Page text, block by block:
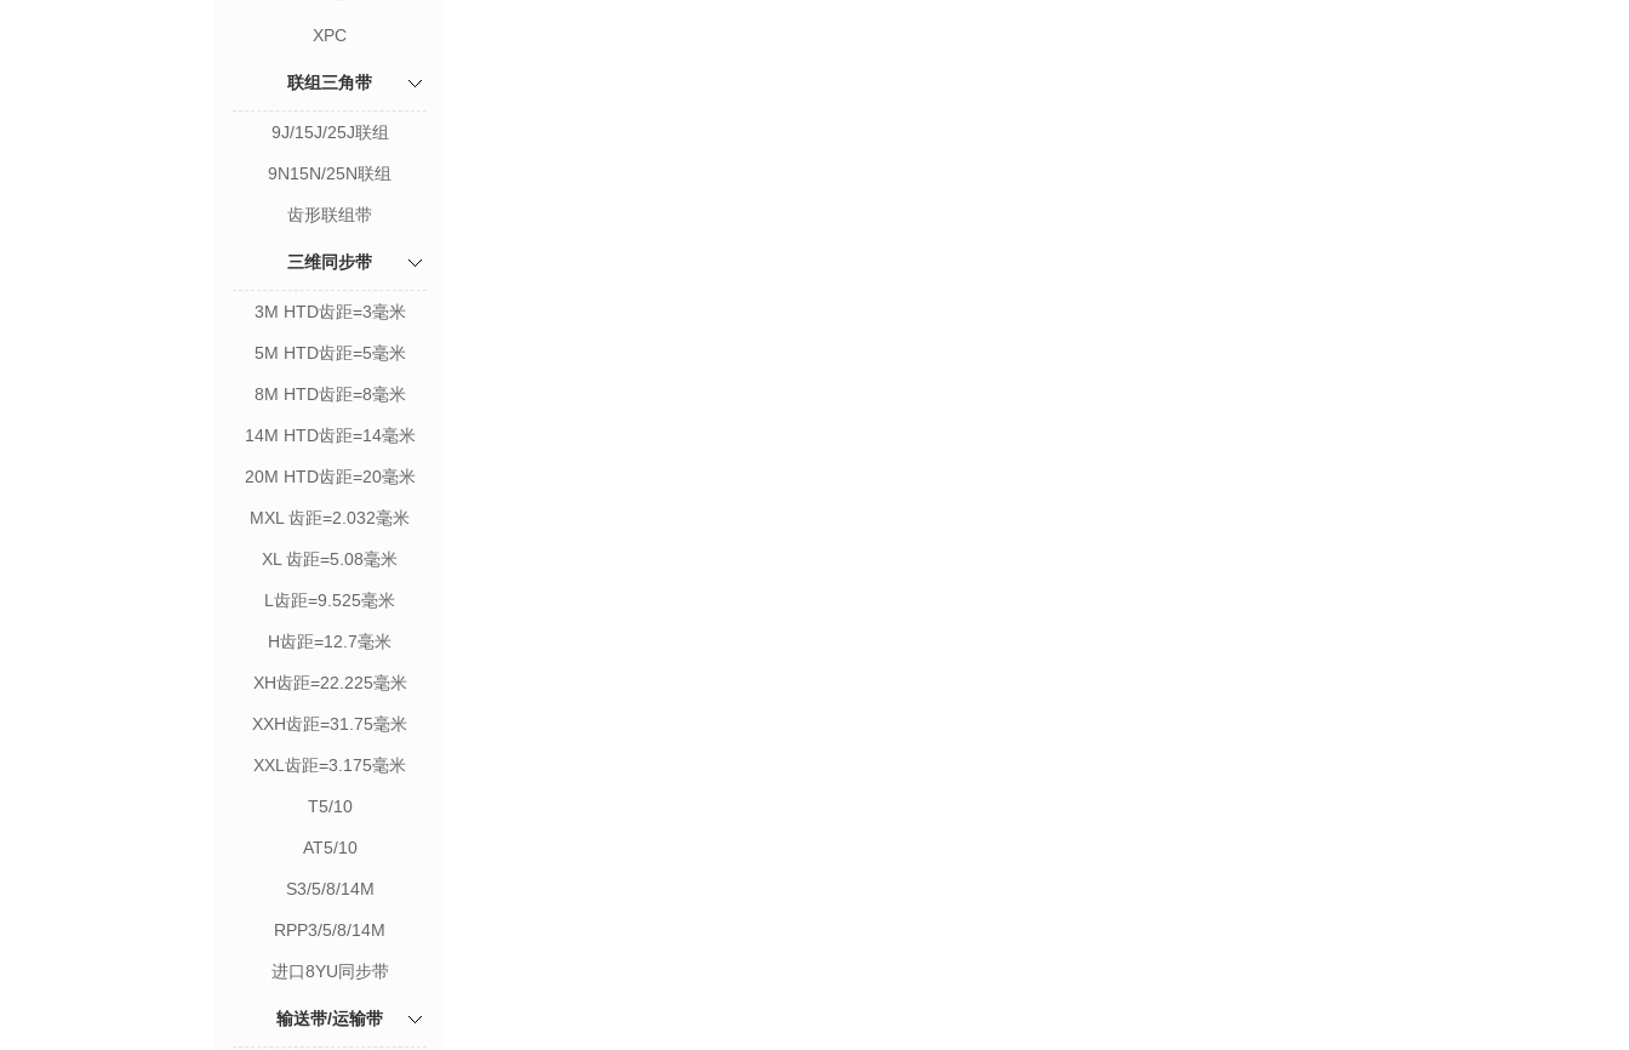
XPC
联组三角带
9J/15J/25J联组
9N15N/25N联组
齿形联组带
三维同步带
3M HTD齿距=3毫米
5M HTD齿距=5毫米
8M HTD齿距=8毫米
14M HTD齿距=14毫米
20M HTD齿距=20毫米
MXL 齿距=2.032毫米
XL 齿距=5.08毫米
L齿距=9.525毫米
H齿距=12.7毫米
XH齿距=22.225毫米
XXH齿距=31.75毫米
XXL齿距=3.175毫米
T5/10
AT5/10
S3/5/8/14M
RPP3/5/8/14M
进口8YU同步带
输送带/运输带